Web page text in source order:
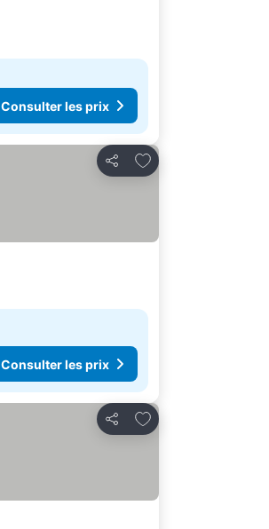
Consulter les prix
Partager
Ajouter à mes favoris
Consulter les prix
Partager
Ajouter à mes favoris